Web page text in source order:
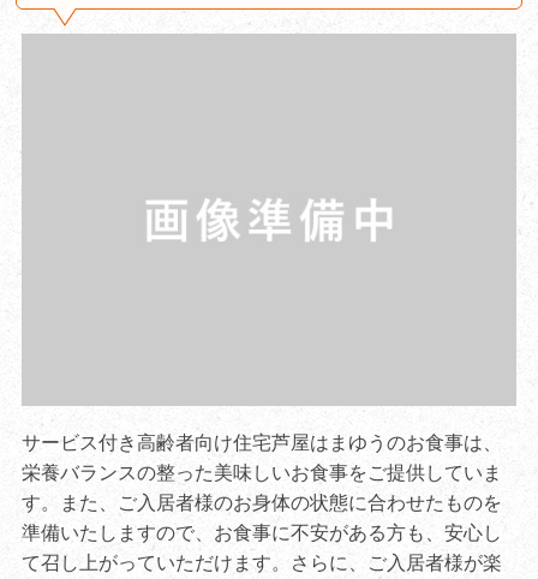
サービス付き高齢者向け住宅芦屋はまゆうのお食事は、
栄養バランスの整った美味しいお食事をご提供していま
す。また、ご入居者様のお身体の状態に合わせたものを
準備いたしますので、お食事に不安がある方も、安心し
て召し上がっていただけます。さらに、ご入居者様が楽